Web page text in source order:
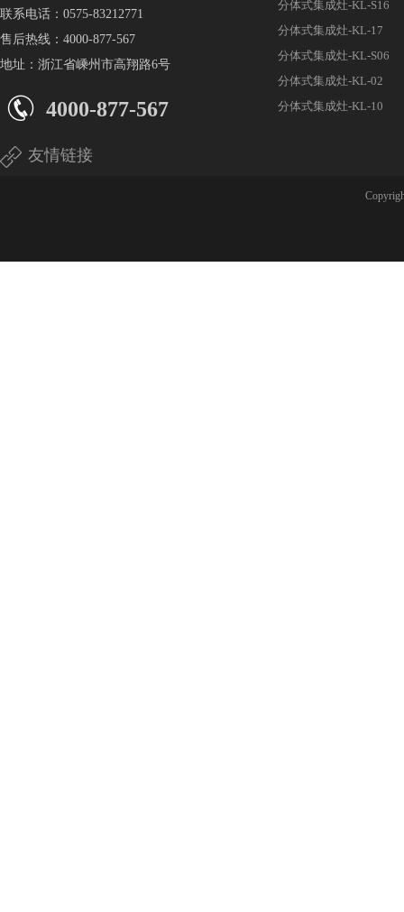
联系电话：0575-83212771
售后热线：4000-877-567
地址：浙江省嵊州市高翔路6号
4000-877-567
友情链接
分体式集成灶-KL-S16
分体式集成灶-KL-17
分体式集成灶-KL-S06
分体式集成灶-KL-02
分体式集成灶-KL-10